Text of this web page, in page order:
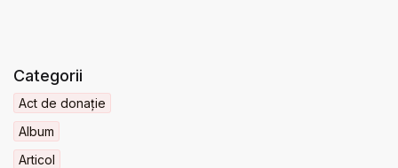
Categorii
Act de donație
Album
Articol